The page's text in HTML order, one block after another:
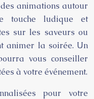
animations autour
touche ludique et
sur les saveurs ou
animer la soirée. Un
vous conseiller
à votre événement.
pour votre